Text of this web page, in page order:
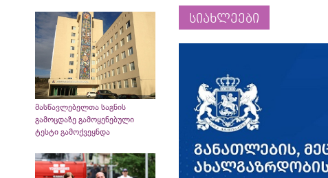
მასწავლებელთა საგნის
გამოცდაზე გამოყენებული
ტესტი გამოქვეყნდა
სიახლეები